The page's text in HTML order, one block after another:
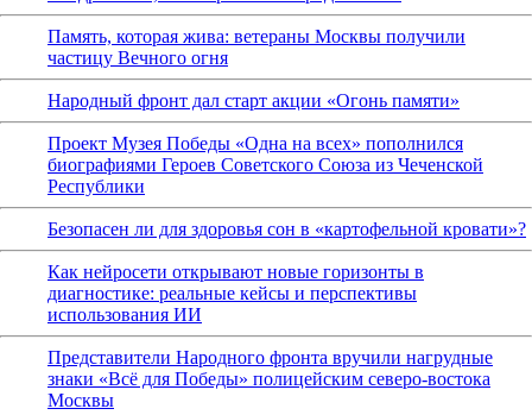
Память, которая жива: ветераны Москвы получили
частицу Вечного огня
Народный фронт дал старт акции «Огонь памяти»
Проект Музея Победы «Одна на всех» пополнился
биографиями Героев Советского Союза из Чеченской
Республики
Безопасен ли для здоровья сон в «картофельной кровати»?
Как нейросети открывают новые горизонты в
диагностике: реальные кейсы и перспективы
использования ИИ
Представители Народного фронта вручили нагрудные
знаки «Всё для Победы» полицейским северо-востока
Москвы